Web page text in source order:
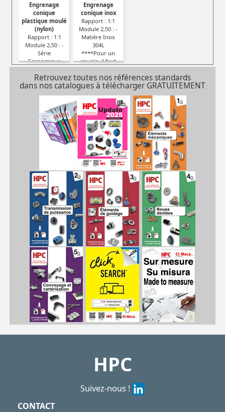
Engrenage
conique
plastique moulé
(nylon)
Rapport : 1:1
Module 2,50 : -
Série
Economique
****Pour un
couple, : il faut
deux pièces****
Engrenage
conique inox
Rapport : 1:1
Module 2,50 : -
Matière Inox
304L
****Pour un
couple, il faut
deux pièces****
Retrouvez toutes nos références standards
dans nos catalogues à télécharger GRATUITEMENT
HPC
Suivez-nous !
CONTACT